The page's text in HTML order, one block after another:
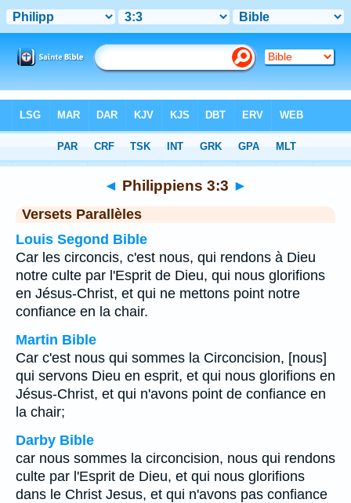
Chapitre 3 > Verset 3
◄ Philippiens 3:3 ►
Versets Parallèles
Louis Segond Bible
Car les circoncis, c'est nous, qui rendons à Dieu
notre culte par l'Esprit de Dieu, qui nous glorifions
en Jésus-Christ, et qui ne mettons point notre
confiance en la chair.
Martin Bible
Car c'est nous qui sommes la Circoncision, [nous]
qui servons Dieu en esprit, et qui nous glorifions en
Jésus-Christ, et qui n'avons point de confiance en
la chair;
Darby Bible
car nous sommes la circoncision, nous qui rendons
culte par l'Esprit de Dieu, et qui nous glorifions
dans le Christ Jesus, et qui n'avons pas confiance